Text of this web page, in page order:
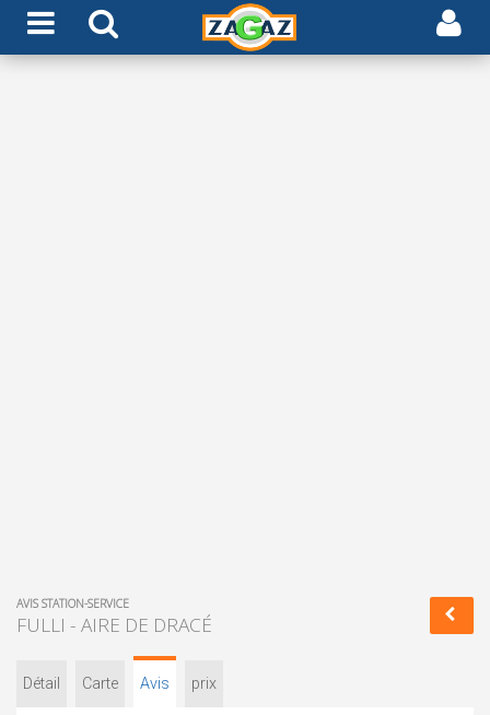
AVIS STATION-SERVICE
FULLI - AIRE DE DRACÉ
Détail Carte Avis prix